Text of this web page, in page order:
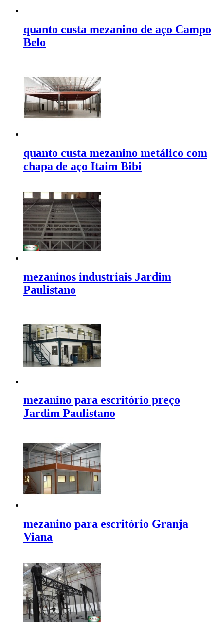
quanto custa mezanino de aço Campo
Belo
quanto custa mezanino metálico com
chapa de aço Itaim Bibi
mezaninos industriais Jardim
Paulistano
mezanino para escritório preço
Jardim Paulistano
mezanino para escritório Granja
Viana